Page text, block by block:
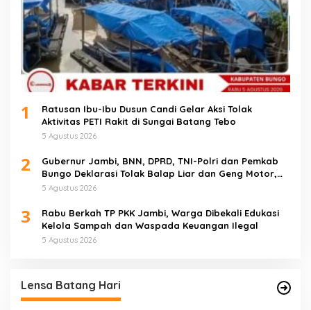
1
Ratusan Ibu-Ibu Dusun Candi Gelar Aksi Tolak
Aktivitas PETI Rakit di Sungai Batang Tebo
5 Agustus 2026
2
Gubernur Jambi, BNN, DPRD, TNI-Polri dan Pemkab
Bungo Deklarasi Tolak Balap Liar dan Geng Motor,
Semua Elemen Bersatu Lindungi Generasi Muda
5 Agustus 2026
3
Rabu Berkah TP PKK Jambi, Warga Dibekali Edukasi
Kelola Sampah dan Waspada Keuangan Ilegal
5 Agustus 2026
Lensa Batang Hari